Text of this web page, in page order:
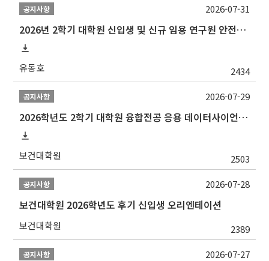
공지사항
2026년 2학기 대학원 신입생 및 신규 임용 연구원 안전환경교육(신규교육) 실시 안내
유동호 2434
2026-07-31
공지사항
2026학년도 2학기 대학원 융합전공 응용 데이터사이언스 선발 계획 알림
보건대학원 2503
2026-07-29
공지사항
보건대학원 2026학년도 후기 신입생 오리엔테이션
보건대학원 2389
2026-07-28
공지사항 2026-07-27